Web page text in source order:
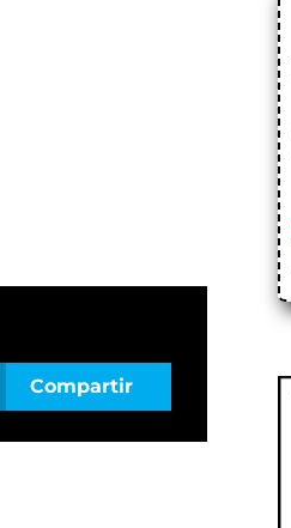
Compartir